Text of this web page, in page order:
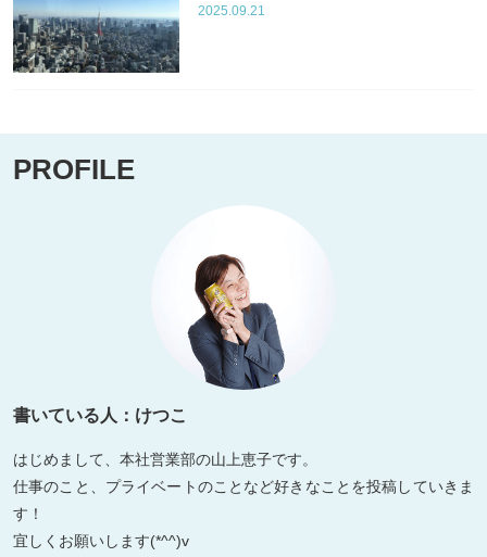
2025.09.21
PROFILE
書いている人：けつこ
はじめまして、本社営業部の山上恵子です。
仕事のこと、プライベートのことなど好きなことを投稿していきま
す！
宜しくお願いします(*^^)v